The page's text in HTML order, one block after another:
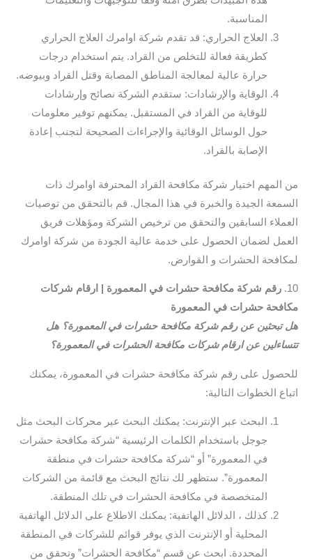
المناسبة.
العلاج الحراري: قد تقدم شركة اوامرك العلاج الحراري
كطريقة فعالة للتخلص من القراد. يتم استخدام درجات
حرارة عالية لمعالجة المناطق المصابة وقتل القراد وبيوضه.
الوقاية والإرشادات: ستقدم الشركة نصائح وإرشادات
للوقاية من القراد في المستقبل. يمكنهم توفير معلومات
حول الوسائل الوقائية والإجراءات الصحيحة لتجنب إعادة
الإصابة بالقراد.
من المهم اختيار شركة مكافحة القراد المحترفة اوامرك ذات
السمعة الجيدة والخبرة في هذا المجال. قم بالتحقق من توصيات
العملاء السابقين والتحقق من ترخيص الشركة ومؤهلات فريق
العمل لضمان الحصول على خدمة عالية الجودة من شركة اوامرك
لمكافحة الحشرات و القوارض.
10. رقم شركة مكافحة حشرات في المعمورة | ارقام شركات
مكافحة حشرات في المعمورة
هل تبحثين عن رقم شركة مكافحة حشرات في المعمورة؟ هل
تتساءلين عن ارقام شركات مكافحة الحشرات في المعمورة؟
للحصول على رقم شركة مكافحة حشرات في المعمورة، يمكنك
اتباع الخطوات التالية:
البحث عبر الإنترنت: يمكنك البحث عبر محركات البحث مثل
جوجل باستخدام الكلمات الرئيسية “شركة مكافحة حشرات
في المعمورة” أو “شركة مكافحة حشرات في منطقة
المعمورة”. ستظهر لك نتائج البحث مع قائمة من الشركات
المتخصصة في مكافحة الحشرات في تلك المنطقة.
كذلك ، الدلائل الهاتفية: يمكنك الاطلاع على الدلائل الهاتفية
المحلية أو الإنترنت الذي يوفر قوائم للشركات في المنطقة
المحددة. ابحث عن قسم “مكافحة الحشرات” وتحقق من